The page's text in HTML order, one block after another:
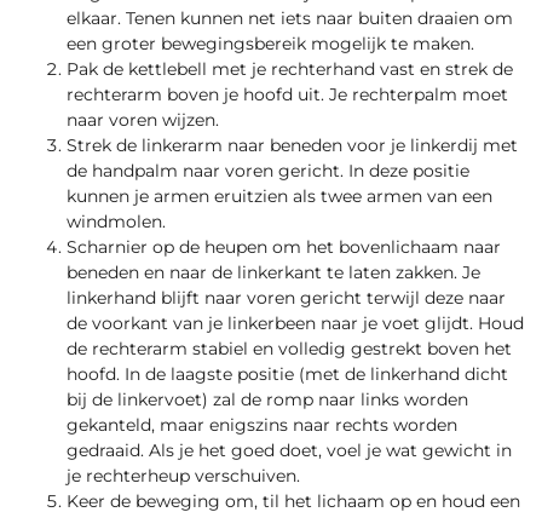
elkaar. Tenen kunnen net iets naar buiten draaien om
een ​​groter bewegingsbereik mogelijk te maken.
Pak de kettlebell met je rechterhand vast en strek de
rechterarm boven je hoofd uit. Je rechterpalm moet
naar voren wijzen.
Strek de linkerarm naar beneden voor je linkerdij met
de handpalm naar voren gericht. In deze positie
kunnen je armen eruitzien als twee armen van een
windmolen.
Scharnier op de heupen om het bovenlichaam naar
beneden en naar de linkerkant te laten zakken. Je
linkerhand blijft naar voren gericht terwijl deze naar
de voorkant van je linkerbeen naar je voet glijdt. Houd
de rechterarm stabiel en volledig gestrekt boven het
hoofd. In de laagste positie (met de linkerhand dicht
bij de linkervoet) zal de romp naar links worden
gekanteld, maar enigszins naar rechts worden
gedraaid. Als je het goed doet, voel je wat gewicht in
je rechterheup verschuiven.
Keer de beweging om, til het lichaam op en houd een